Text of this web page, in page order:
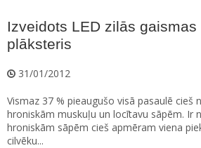
Izveidots LED zilās gaismas
plāksteris
31/01/2012
Vismaz 37 % pieaugušo visā pasaulē cieš
hroniskām muskuļu un locītavu sāpēm. Ir
hroniskām sāpēm cieš apmēram viena
cilvēku...